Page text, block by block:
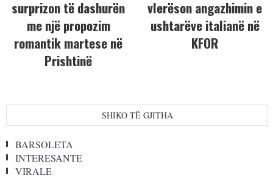
surprizon të dashurën
me një propozim
romantik martese në
Prishtinë
vlerëson angazhimin e
ushtarëve italianë në
KFOR
SHIKO TË GJITHA
BARSOLETA
INTERESANTE
VIRALE